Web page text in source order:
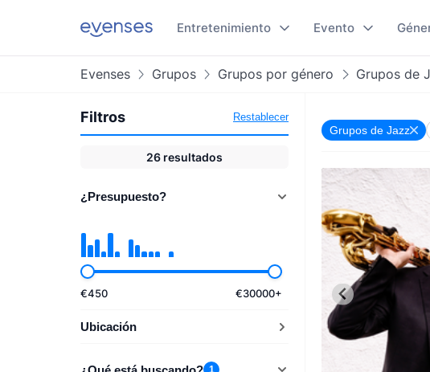
Entretenimiento Evento
Evenses Grupos Grupos por género Grupos de
Filtros Restablecer
26 resultados
¿Presupuesto?
€450 €30000+
Ubicación
1
Grupos de Jazz